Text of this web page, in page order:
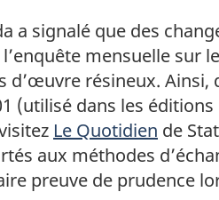
a signalé que des
mensuelle sur
résineux. Ainsi,
(utilisé dans les
Le Quotidien de
aux méthodes
preuve de prudence